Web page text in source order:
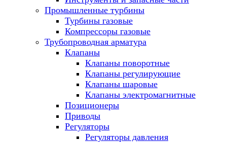
Промышленные турбины
Турбины газовые
Компрессоры газовые
Трубопроводная арматура
Клапаны
Клапаны поворотные
Клапаны регулирующие
Клапаны шаровые
Клапаны электромагнитные
Позиционеры
Приводы
Регуляторы
Регуляторы давления